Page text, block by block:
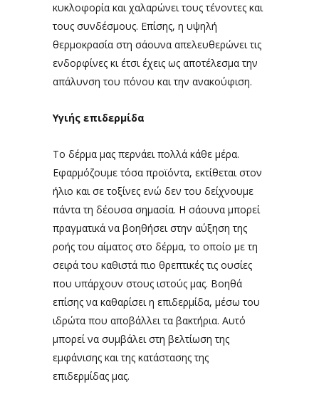
κυκλοφορία και χαλαρώνει τους τένοντες και
τους συνδέσμους. Επίσης, η υψηλή
θερμοκρασία στη σάουνα απελευθερώνει τις
ενδορφίνες κι έτσι έχεις ως αποτέλεσμα την
απάλυνση του πόνου και την ανακούφιση.
Υγιής επιδερμίδα
Το δέρμα μας περνάει πολλά κάθε μέρα.
Εφαρμόζουμε τόσα προϊόντα, εκτίθεται στον
ήλιο και σε τοξίνες ενώ δεν του δείχνουμε
πάντα τη δέουσα σημασία. Η σάουνα μπορεί
πραγματικά να βοηθήσει στην αύξηση της
ροής του αίματος στο δέρμα, το οποίο με τη
σειρά του καθιστά πιο θρεπτικές τις ουσίες
που υπάρχουν στους ιστούς μας. Βοηθά
επίσης να καθαρίσει η επιδερμίδα, μέσω του
ιδρώτα που αποβάλλει τα βακτήρια. Αυτό
μπορεί να συμβάλει στη βελτίωση της
εμφάνισης και της κατάστασης της
επιδερμίδας μας.